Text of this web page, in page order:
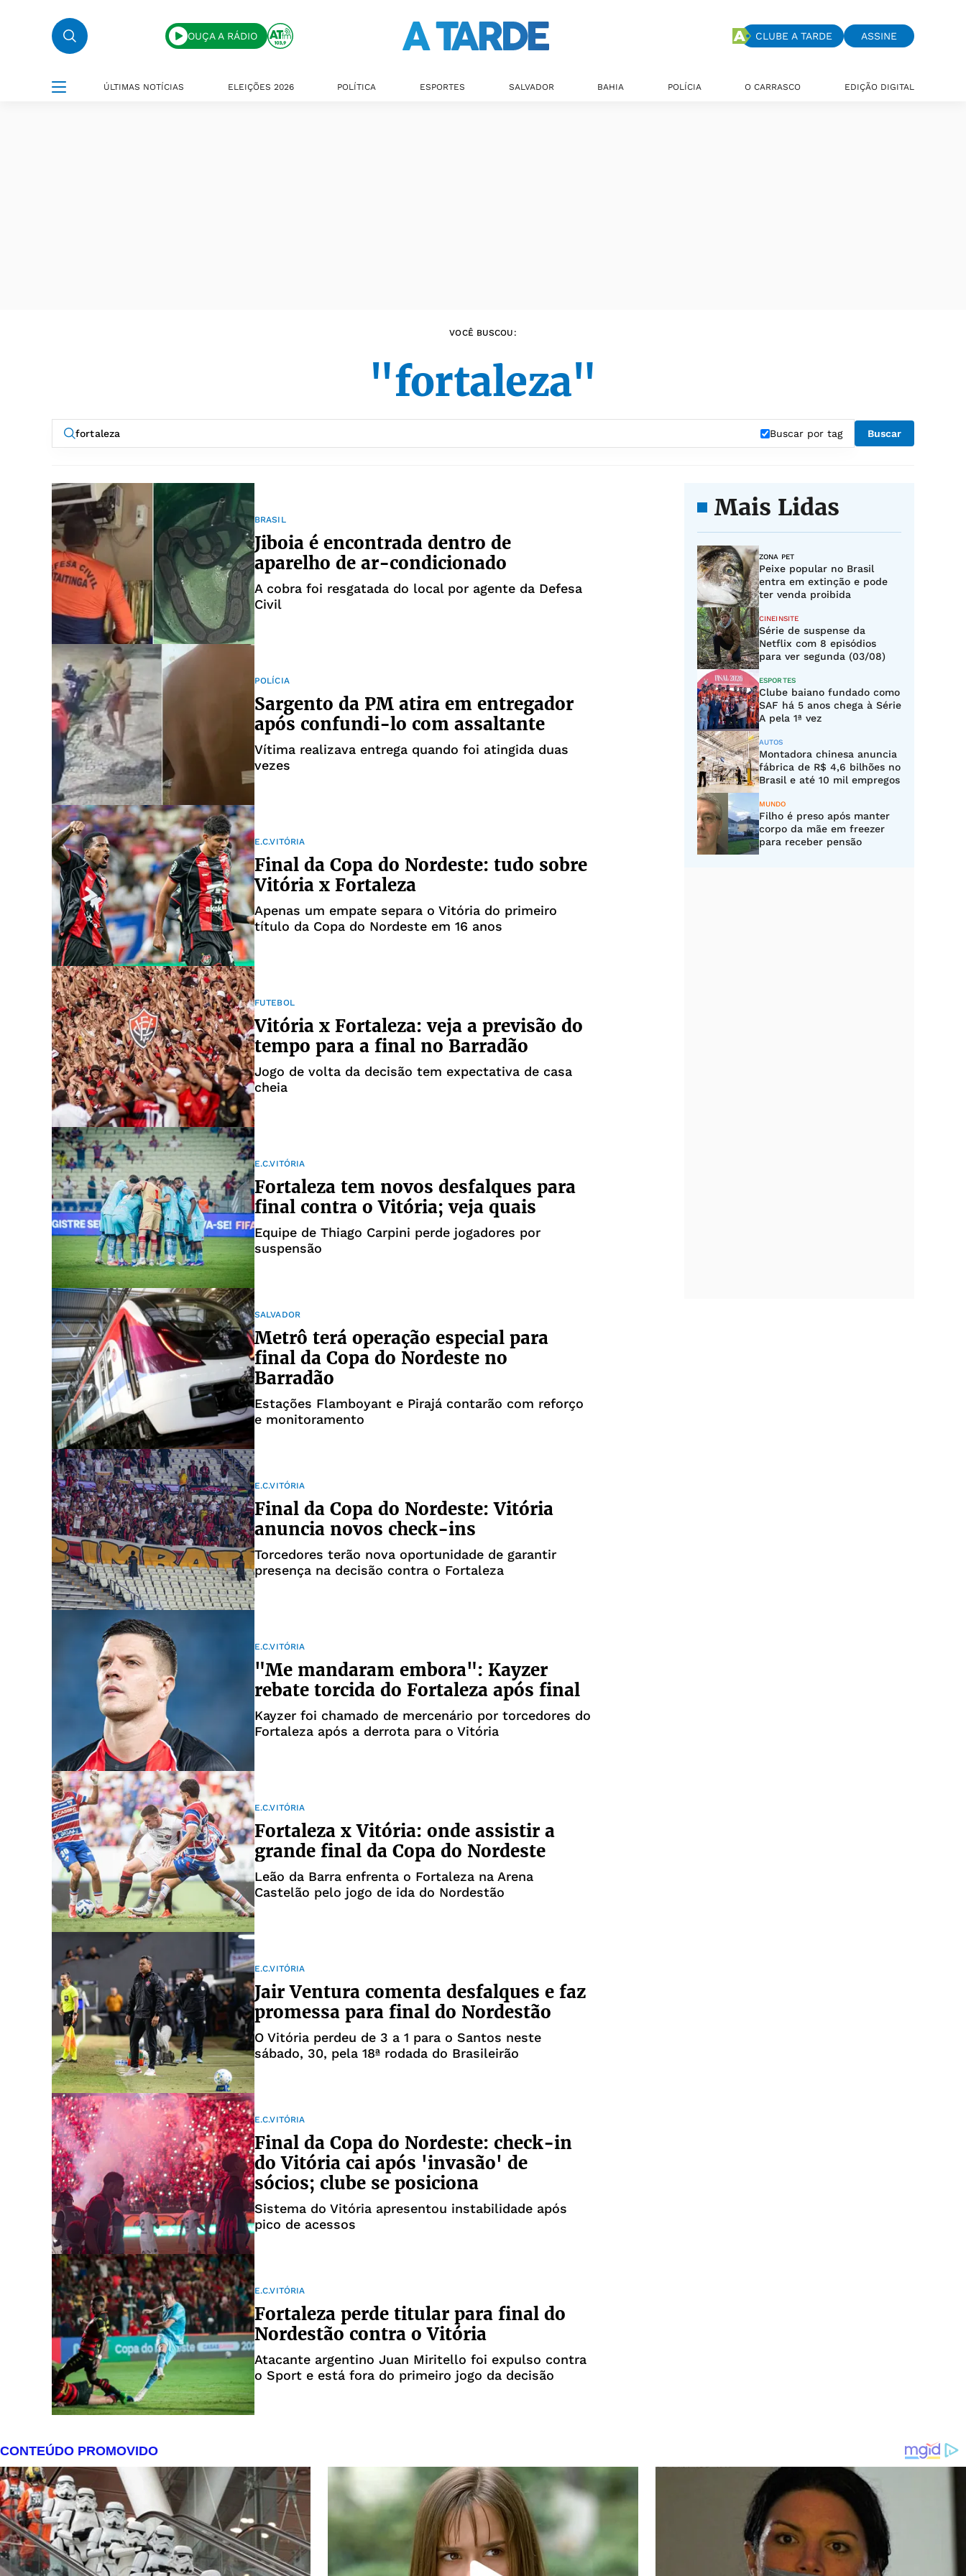
OUÇA A RÁDIO CLUBE A TARDE ASSINE
ÚLTIMAS NOTÍCIAS ELEIÇÕES 2026 POLÍTICA ESPORTES SALVADOR BAHIA POLÍCIA O CARRASCO EDIÇÃO DIGITAL
VOCÊ BUSCOU:
"fortaleza"
Buscar por tag Buscar
BRASIL
Jiboia é encontrada dentro de
aparelho de ar-condicionado
A cobra foi resgatada do local por agente da Defesa
Civil
POLÍCIA
Sargento da PM atira em entregador
após confundi-lo com assaltante
Vítima realizava entrega quando foi atingida duas
vezes
E.C.VITÓRIA
Final da Copa do Nordeste: tudo sobre
Vitória x Fortaleza
Apenas um empate separa o Vitória do primeiro
título da Copa do Nordeste em 16 anos
FUTEBOL
Vitória x Fortaleza: veja a previsão do
tempo para a final no Barradão
Jogo de volta da decisão tem expectativa de casa
cheia
E.C.VITÓRIA
Fortaleza tem novos desfalques para
final contra o Vitória; veja quais
Equipe de Thiago Carpini perde jogadores por
suspensão
SALVADOR
Metrô terá operação especial para
final da Copa do Nordeste no
Barradão
Estações Flamboyant e Pirajá contarão com reforço
e monitoramento
E.C.VITÓRIA
Final da Copa do Nordeste: Vitória
anuncia novos check-ins
Torcedores terão nova oportunidade de garantir
presença na decisão contra o Fortaleza
E.C.VITÓRIA
"Me mandaram embora": Kayzer
rebate torcida do Fortaleza após final
Kayzer foi chamado de mercenário por torcedores do
Fortaleza após a derrota para o Vitória
E.C.VITÓRIA
Fortaleza x Vitória: onde assistir a
grande final da Copa do Nordeste
Leão da Barra enfrenta o Fortaleza na Arena
Castelão pelo jogo de ida do Nordestão
E.C.VITÓRIA
Jair Ventura comenta desfalques e faz
promessa para final do Nordestão
O Vitória perdeu de 3 a 1 para o Santos neste
sábado, 30, pela 18ª rodada do Brasileirão
E.C.VITÓRIA
Final da Copa do Nordeste: check-in
do Vitória cai após 'invasão' de
sócios; clube se posiciona
Sistema do Vitória apresentou instabilidade após
pico de acessos
E.C.VITÓRIA
Fortaleza perde titular para final do
Nordestão contra o Vitória
Atacante argentino Juan Miritello foi expulso contra
o Sport e está fora do primeiro jogo da decisão
Mais Lidas
ZONA PET
Peixe popular no Brasil
entra em extinção e pode
ter venda proibida
CINEINSITE
Série de suspense da
Netflix com 8 episódios
para ver segunda (03/08)
ESPORTES
Clube baiano fundado como
SAF há 5 anos chega à Série
A pela 1ª vez
AUTOS
Montadora chinesa anuncia
fábrica de R$ 4,6 bilhões no
Brasil e até 10 mil empregos
MUNDO
Filho é preso após manter
corpo da mãe em freezer
para receber pensão